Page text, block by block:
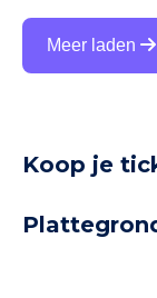
Piazza Bellini
en andere
Meer laden
Koop je